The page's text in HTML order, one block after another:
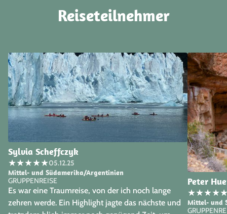
Reiseteilnehmer
Sylvia Scheffczyk
★★★★★05.12.25
Mittel- und Südamerika/Argentinien
GRUPPENREISE
Es war eine Traumreise, von der ich noch lange
zehren werde. Ein Highlight jagte das nächste und
Peter
★★★★
Mittel- und